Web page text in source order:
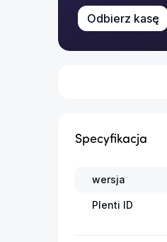
Odbierz kasę
Specyfikacja
wersja
Plenti ID